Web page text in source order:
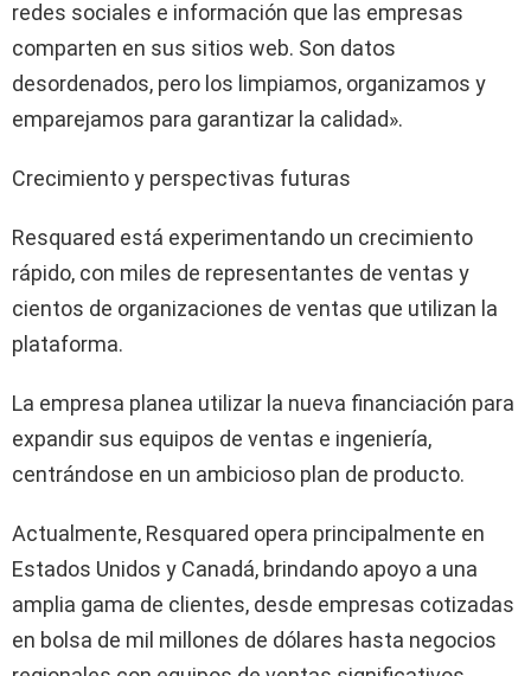
redes sociales e información que las empresas
comparten en sus sitios web. Son datos
desordenados, pero los limpiamos, organizamos y
emparejamos para garantizar la calidad».
Crecimiento y perspectivas futuras
Resquared está experimentando un crecimiento
rápido, con miles de representantes de ventas y
cientos de organizaciones de ventas que utilizan la
plataforma.
La empresa planea utilizar la nueva financiación para
expandir sus equipos de ventas e ingeniería,
centrándose en un ambicioso plan de producto.
Actualmente, Resquared opera principalmente en
Estados Unidos y Canadá, brindando apoyo a una
amplia gama de clientes, desde empresas cotizadas
en bolsa de mil millones de dólares hasta negocios